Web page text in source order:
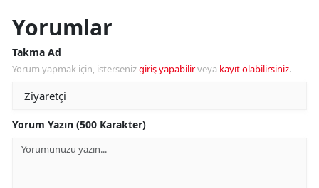
Yorumlar
Takma Ad
Yorum yapmak için, istersenizgiriş yapabilirveya kayıt olabilirsiniz.
Yorum Yazın (500 Karakter)